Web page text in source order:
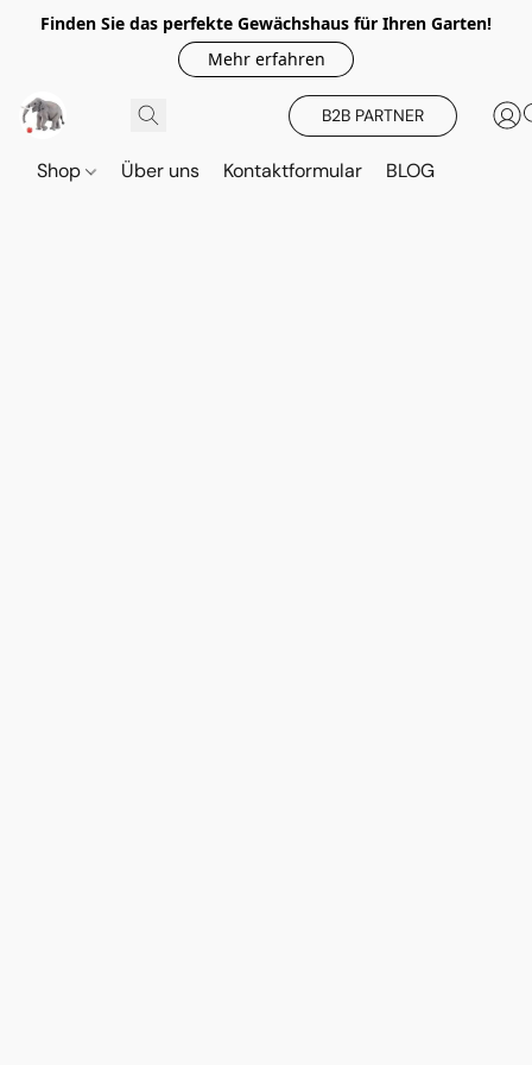
Finden Sie das perfekte Gewächshaus für Ihren Garten!
Mehr erfahren
B2B PARTNER
Shop Über uns Kontaktformular BLOG